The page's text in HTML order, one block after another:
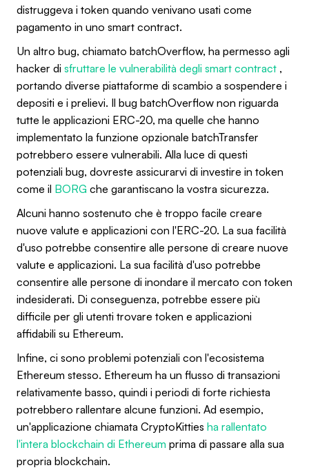
distruggeva i token quando venivano usati come
pagamento in uno smart contract.
Un altro bug, chiamato batchOverflow, ha permesso agli
hacker di sfruttare le vulnerabilità degli smart contract ,
portando diverse piattaforme di scambio a sospendere i
depositi e i prelievi. Il bug batchOverflow non riguarda
tutte le applicazioni ERC-20, ma quelle che hanno
implementato la funzione opzionale batchTransfer
potrebbero essere vulnerabili. Alla luce di questi
potenziali bug, dovreste assicurarvi di investire in token
come il BORG che garantiscano la vostra sicurezza.
Alcuni hanno sostenuto che è troppo facile creare
nuove valute e applicazioni con l'ERC-20. La sua facilità
d'uso potrebbe consentire alle persone di creare nuove
valute e applicazioni. La sua facilità d'uso potrebbe
consentire alle persone di inondare il mercato con token
indesiderati. Di conseguenza, potrebbe essere più
difficile per gli utenti trovare token e applicazioni
affidabili su Ethereum.
Infine, ci sono problemi potenziali con l'ecosistema
Ethereum stesso. Ethereum ha un flusso di transazioni
relativamente basso, quindi i periodi di forte richiesta
potrebbero rallentare alcune funzioni. Ad esempio,
un'applicazione chiamata CryptoKitties ha rallentato
l'intera blockchain di Ethereum prima di passare alla sua
propria blockchain.